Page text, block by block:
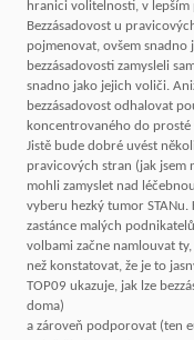
hranici volitelnosti, v
Bezzásadovost u
pojmenovat, ovšem snadno
bezzásadovosti zamysleli
snadno jako jejich voliči.
bezzásadovost odhalovat
koncentrovaného do prosté
Jistě bude dobré uvést
pravicových stran (jak jsem
mohli zamyslet nad
vyberu hezký tumor
zastánce malých
volbami začne namlouvat
než konstatovat, že je to
TOP09 ukazuje, jak lze
doma)
a zároveň podporovat (ten